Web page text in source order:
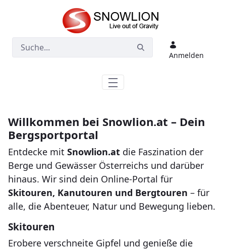
Zum Hauptinhalt springen
Anmelden
Willkommen bei Snowlion.at – Dein
Bergsportportal
Entdecke mit Snowlion.at die Faszination der
Berge und Gewässer Österreichs und darüber
hinaus. Wir sind dein Online-Portal für
Skitouren, Kanutouren und Bergtouren – für
alle, die Abenteuer, Natur und Bewegung lieben.
Skitouren
Erobere verschneite Gipfel und genieße die